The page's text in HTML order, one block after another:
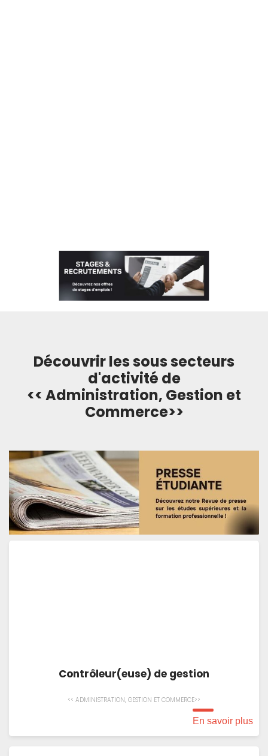
Découvrir les sous secteurs
d'activité de
<< Administration, Gestion et
Commerce>>
Contrôleur(euse) de gestion
<< ADMINISTRATION, GESTION ET COMMERCE>>
En savoir plus